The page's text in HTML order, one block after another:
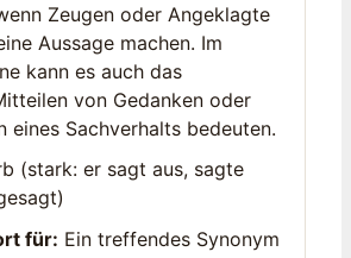
Zeugen oder Angeklagte
Aussage machen. Im
kann es auch das
von Gedanken oder
eines Sachverhalts bedeuten.
(stark: er sagt aus, sagte
für: Ein treffendes Synonym